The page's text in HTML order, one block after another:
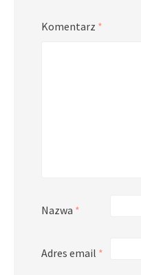
Komentarz *
Nazwa *
Adres email *